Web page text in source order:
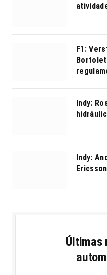
F1:
Indy:
Indy:
Últimas